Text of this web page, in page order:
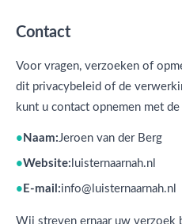
Contact
Voor vragen, verzoeken of
dit privacybeleid of de
kunt u contact opnemen met
Naam:Jeroen van der Berg
Website: luisternaarnah.nl
E-mail:info@luisternaarnah.nl
Wij streven ernaar uw verzoek